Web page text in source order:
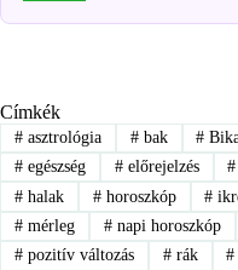
Címkék
#asztrológia #bak #
#egészség #előrejelzés #
#halak #horoszkóp #
#mérleg #napi horoszkóp
#pozitív változás #rák #